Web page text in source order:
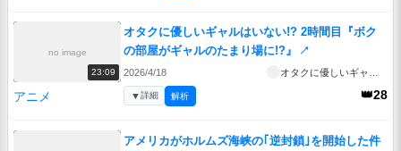
no image
23:09
オタクに優しいギャルはいない!? 2時間目『ボク
の部屋がギャルのたまり場に!?』
↗
2026/4/18
アニメ 👑28
▼詳細 解析
アメリカがホルムズ海峡の｢逆封鎖｣を開始した件